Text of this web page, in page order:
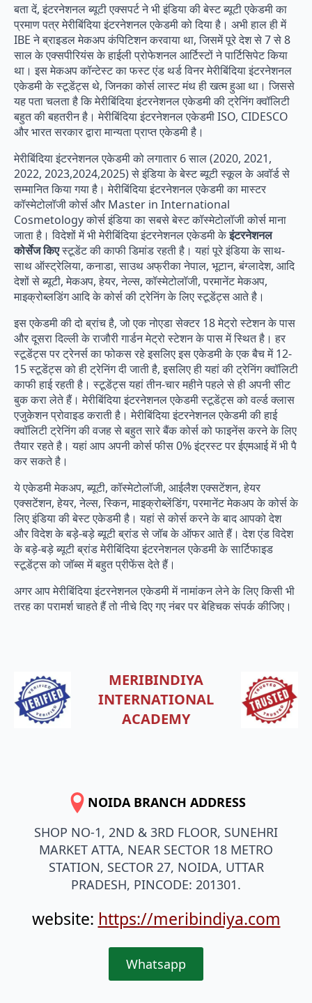
बता दें, इंटरनेशनल ब्यूटी एक्सपर्ट ने भी इंडिया की बेस्ट ब्यूटी एकेडमी का
प्रमाण पत्र मेरीबिंदिया इंटरनेशनल एकेडमी को दिया है। अभी हाल ही में
IBE ने ब्राइडल मेकअप कंपिटिशन करवाया था, जिसमें पूरे देश से 7 से 8
साल के एक्सपीरियंस के हाईली प्रोफेशनल आर्टिस्टों ने पार्टिसिपेट किया
था। इस मेकअप कॉन्टेस्ट का फस्ट एंड थर्ड विनर मेरीबिंदिया इंटरनेशनल
एकेडमी के स्टूडेंट्स थे, जिनका कोर्स लास्ट मंथ ही खत्म हुआ था। जिससे
यह पता चलता है कि मेरीबिंदिया इंटरनेशनल एकेडमी की ट्रेनिंग क्वॉलिटी
बहुत की बहतरीन है। मेरीबिंदिया इंटरनेशनल एकेडमी ISO, CIDESCO
और भारत सरकार द्वारा मान्यता प्राप्त एकेडमी है।
मेरीबिंदिया इंटरनेशनल एकेडमी को लगातार 6 साल (2020, 2021,
2022, 2023,2024,2025) से इंडिया के बेस्ट ब्यूटी स्कूल के अवॉर्ड से
सम्मानित किया गया है। मेरीबिंदिया इंटरनेशनल एकेडमी का मास्टर
कॉस्मेटोलॉजी कोर्स और Master in International
Cosmetology कोर्स इंडिया का सबसे बेस्ट कॉस्मेटोलॉजी कोर्स माना
जाता है। विदेशों में भी मेरीबिंदिया इंटरनेशनल एकेडमी केइंटरनेशनल
कोर्सेज किएस्टूडेंट की काफी डिमांड रहती है। यहां पूरे इंडिया के साथ-
साथ ऑस्ट्रेलिया, कनाडा, साउथ अफ्रीका नेपाल, भूटान, बंग्लादेश, आदि
देशों से ब्यूटी, मेकअप, हेयर, नेल्स, कॉस्मेटोलॉजी, परमानेंट मेकअप,
माइक्रोब्लडिंग आदि के कोर्स की ट्रेनिंग के लिए स्टूडेंट्स आते है।
इस एकेडमी की दो ब्रांच है, जो एक नोएडा सेक्टर 18 मेट्रो स्टेशन के पास
और दूसरा दिल्ली के राजौरी गार्डन मेट्रो स्टेशन के पास में स्थित है। हर
स्टूडेंट्स पर ट्रेनर्स का फोकस रहे इसलिए इस एकेडमी के एक बैच में 12-
15 स्टूडेंट्स को ही ट्रेनिंग दी जाती है, इसलिए ही यहां की ट्रेनिंग क्वॉलिटी
काफी हाई रहती है। स्टूडेंट्स यहां तीन-चार महीने पहले से ही अपनी सीट
बुक करा लेते हैं। मेरीबिंदिया इंटरनेशनल एकेडमी स्टूडेंट्स को वर्ल्ड क्लास
एजुकेशन प्रोवाइड कराती है। मेरीबिंदिया इंटरनेशनल एकेडमी की हाई
क्वॉलिटी ट्रेनिंग की वजह से बहुत सारे बैंक कोर्स को फाइनेंस करने के लिए
तैयार रहते है। यहां आप अपनी कोर्स फीस 0% इंट्रस्ट पर ईएमआई में भी पै
कर सकते है।
ये एकेडमी मेकअप, ब्यूटी, कॉस्मेटोलॉजी, आईलैश एक्सटेंशन, हेयर
एक्सटेंशन, हेयर, नेल्स, स्किन, माइक्रोब्लेंडिंग, परमानेंट मेकअप के कोर्स के
लिए इंडिया की बेस्ट एकेडमी है। यहां से कोर्स करने के बाद आपको देश
और विदेश के बड़े-बड़े ब्यूटी ब्रांड से जॉब के ऑफर आते हैं। देश एंड विदेश
के बड़े-बड़े ब्यूटी ब्रांड मेरीबिंदिया इंटरनेशनल एकेडमी के सार्टिफाइड
स्टूडेंट्स को जॉब्स में बहुत प्रीफेंस देते हैं।
अगर आप मेरीबिंदिया इंटरनेशनल एकेडमी में नामांकन लेने के लिए किसी भी
तरह का परामर्श चाहते हैं तो नीचे दिए गए नंबर पर बेहिचक संपर्क कीजिए।
MERIBINDIYA
INTERNATIONAL
ACADEMY
NOIDA BRANCH ADDRESS
SHOP NO-1, 2ND & 3RD FLOOR, SUNEHRI
MARKET ATTA, NEAR SECTOR 18 METRO
STATION, SECTOR 27, NOIDA, UTTAR
PRADESH, PINCODE: 201301.
website: https://meribindiya.com
Whatsapp